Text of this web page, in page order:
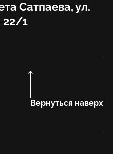
Вернуться наверх
Сатпаева, ул.
22/1